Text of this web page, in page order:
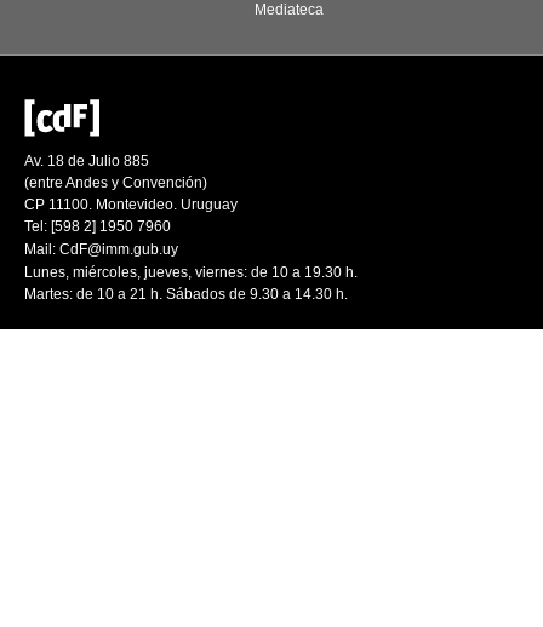
Mediateca
Av. 18 de Julio 885
(entre Andes y Convención)
CP 11100. Montevideo. Uruguay
Tel: [598 2] 1950 7960
Mail: CdF@imm.gub.uy
Lunes, miércoles, jueves, viernes: de 10 a 19.30 h.
Martes: de 10 a 21 h. Sábados de 9.30 a 14.30 h.